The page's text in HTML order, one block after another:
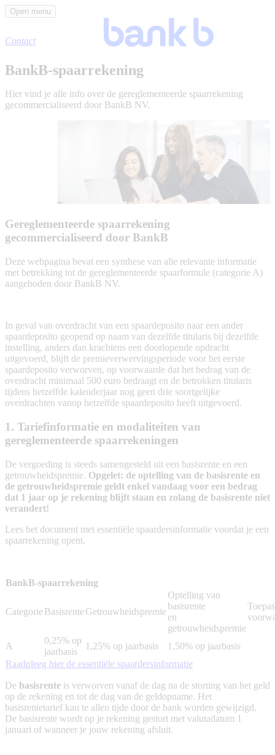
Skip to main content
Open menu
Contact
BankB-spaarrekening
Hier vind je alle info over de gereglementeerde spaarrekening
gecommercialiseerd door BankB NV.
Gereglementeerde spaarrekening
gecommercialiseerd door BankB
Deze webpagina bevat een synthese van alle relevante informatie
met betrekking tot de gereglementeerde spaarformule (categorie A)
aangeboden door BankB NV.
In geval van overdracht van een spaardeposito naar een ander
spaardeposito geopend op naam van dezelfde titularis bij dezelfde
instelling, anders dan krachtens een doorlopende opdracht
uitgevoerd, blijft de premieverwervingsperiode voor het eerste
spaardeposito verworven, op voorwaarde dat het bedrag van de
overdracht minimaal 500 euro bedraagt en de betrokken titularis
tijdens hetzelfde kalenderjaar nog geen drie soortgelijke
overdrachten vanop hetzelfde spaardeposito heeft uitgevoerd.
1. Tariefinformatie en modaliteiten van
gereglementeerde spaarrekeningen
De vergoeding is steeds samengesteld uit een basisrente en een
getrouwheidspremie. Opgelet: de optelling van de basisrente en
de getrouwheidspremie geldt enkel vandaag voor een bedrag
dat 1 jaar op je rekening blijft staan en zolang de basisrente niet
verandert!
Lees het document met essentiële spaardersinformatie voordat je een
spaarrekening opent.
BankB-spaarrekening
CategorieBasisrenteGetrouwheidspremie
Optelling van
basisrente
en
getrouwheidspremie
A
0,25% op
jaarbasis
1,25% op jaarbasis
1,50% op jaarbasis
Raadpleeg hier de essentiële spaardersinformatie
De basisrente is verworven vanaf de dag na de storting van het geld
op de rekening en tot de dag van de geldopname. Het
basisrentetarief kan te allen tijde door de bank worden gewijzigd.
De basisrente wordt op je rekening gestort met valutadatum 1
januari of wanneer je jouw rekening afsluit.